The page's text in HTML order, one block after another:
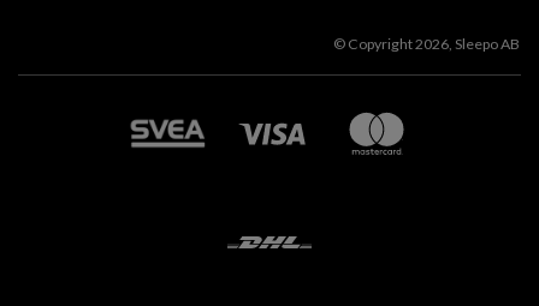
© Copyright 2026, Sleepo AB